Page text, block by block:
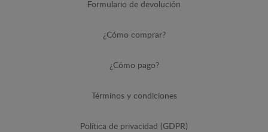
Formulario de devolución
¿Cómo comprar?
¿Cómo pago?
Términos y condiciones
Política de privacidad (GDPR)